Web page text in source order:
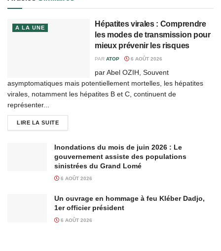
A LA UNE
Hépatites virales : Comprendre
les modes de transmission pour
mieux prévenir les risques
PAR ATOP 6 AOÛT 2026
par Abel OZIH, Souvent
asymptomatiques mais potentiellement mortelles, les hépatites
virales, notamment les hépatites B et C, continuent de
représenter...
LIRE LA SUITE
Inondations du mois de juin 2026 : Le
gouvernement assiste des populations
sinistrées du Grand Lomé
6 AOÛT 2026
Un ouvrage en hommage à feu Kléber Dadjo,
1er officier président
6 AOÛT 2026